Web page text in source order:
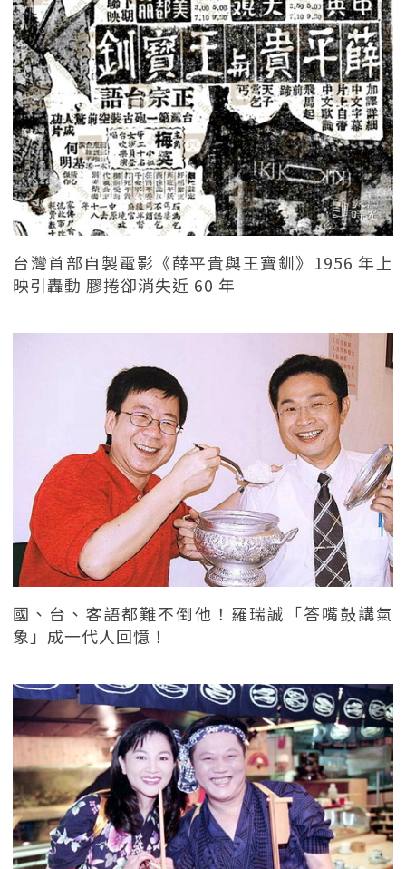
台灣首部自製電影《薛平貴與王寶釧》1956 年上
映引轟動 膠捲卻消失近 60 年
國、台、客語都難不倒他！羅瑞誠「答嘴鼓講氣
象」成一代人回憶！